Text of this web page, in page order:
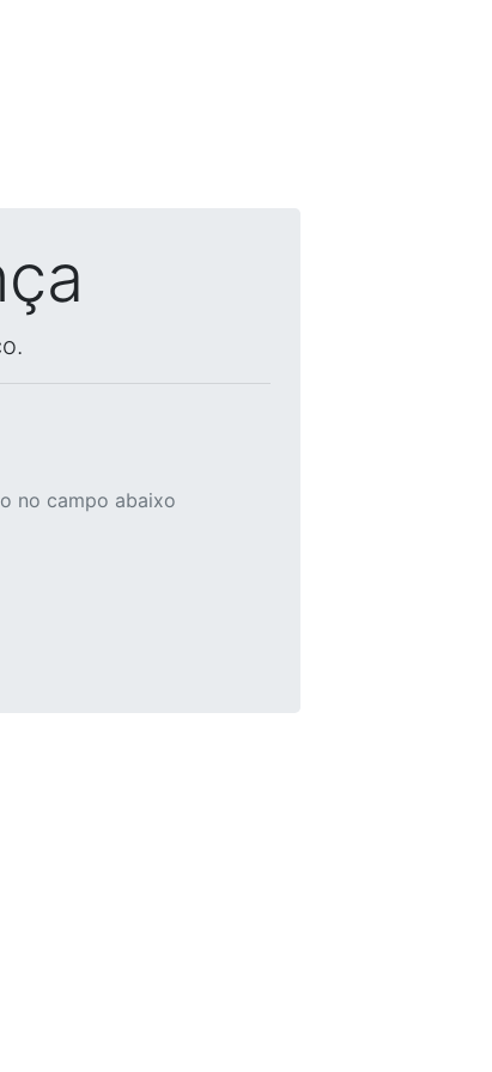
no campo abaixo